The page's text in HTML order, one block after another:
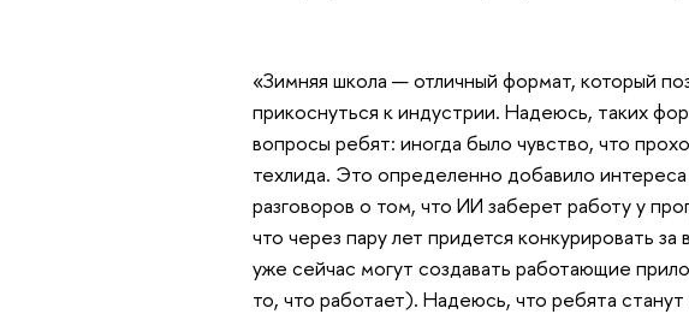
«Зимняя школа — отличный формат, который
прикоснуться к индустрии. Надеюсь, таких
вопросы ребят: иногда было чувство, что
техлида. Это определенно добавило
разговоров о том, что ИИ заберет работу у
что через пару лет придется конкурировать
уже сейчас могут создавать работающие
то, что работает). Надеюсь, что ребята